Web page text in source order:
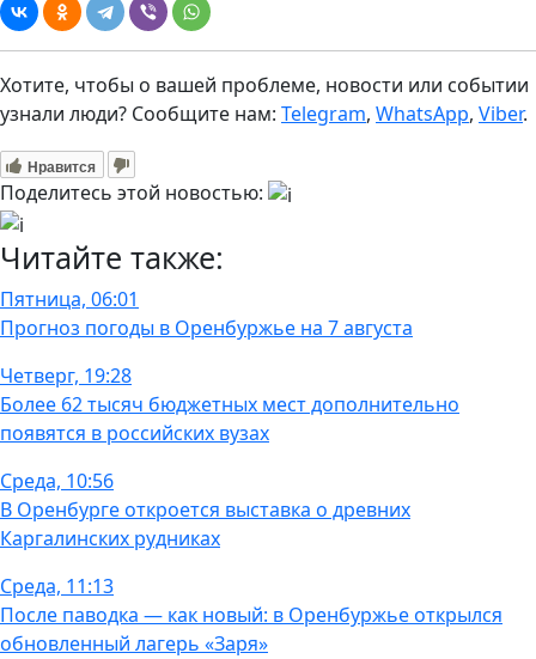
Хотите, чтобы о вашей проблеме, новости или событии
узнали люди? Сообщите нам: Telegram, WhatsApp, Viber.
Нравится
Поделитесь этой новостью:
Читайте также:
Пятница, 06:01
Прогноз погоды в Оренбуржье на 7 августа
Четверг, 19:28
Более 62 тысяч бюджетных мест дополнительно
появятся в российских вузах
Среда, 10:56
В Оренбурге откроется выставка о древних
Каргалинских рудниках
Среда, 11:13
После паводка — как новый: в Оренбуржье открылся
обновленный лагерь «Заря»